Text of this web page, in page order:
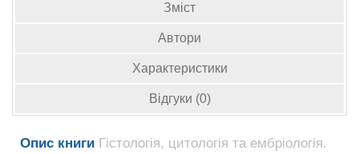
Зміст
Автори
Характеристики
Відгуки (0)
Опис книги Гістологія, цитологія та ембріологія.